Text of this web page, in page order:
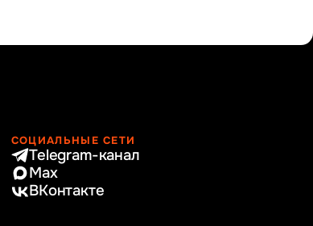
СОЦИАЛЬНЫЕ СЕТИ
Telegram-канал
Max
ВКонтакте